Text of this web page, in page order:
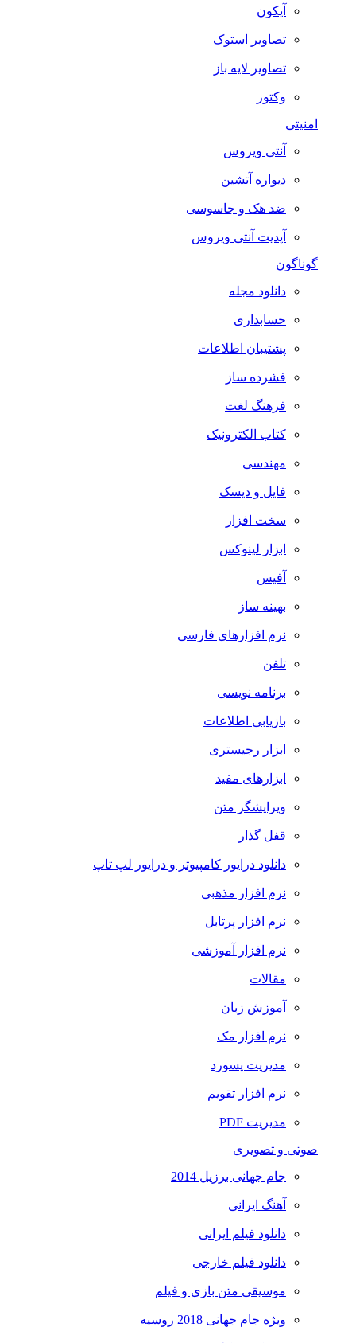
آیکون
تصاویر استوک
تصاویر لایه باز
وکتور
امنیتی
آنتی ویروس
دیواره آتشین
ضد هک و جاسوسی
آپدیت آنتی ویروس
گوناگون
دانلود مجله
حسابداری
پشتیبان اطلاعات
فشرده ساز
فرهنگ لغت
کتاب الکترونیک
مهندسی
فایل و دیسک
سخت افزار
ابزار لینوکس
آفیس
بهینه ساز
نرم افزارهای فارسی
تلفن
برنامه نویسی
بازیابی اطلاعات
ابزار رجیستری
ابزارهای مفید
ویرایشگر متن
قفل گذار
دانلود درایور کامپیوتر و درایور لپ تاپ
نرم افزار مذهبی
نرم افزار پرتابل
نرم افزار آموزشی
مقالات
آموزش زبان
نرم افزار مک
مدیریت پسورد
نرم افزار تقویم
مدیریت PDF
صوتی و تصویری
جام جهانی برزیل 2014
آهنگ ایرانی
دانلود فیلم ایرانی
دانلود فیلم خارجی
موسیقی متن بازی و فیلم
ویژه جام جهانی 2018 روسیه